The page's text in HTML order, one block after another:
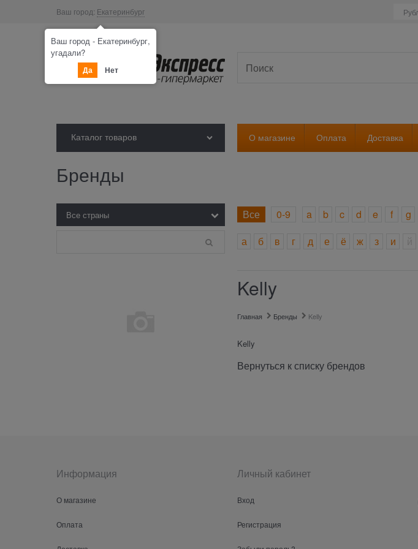
Ваш город: Екатеринбург
Каталог товаров О магазине Оплата Доставка
Бренды
Все 0-9 a b c d e f g
а
б в г д е ё ж з и
Kelly
Главная Бренды Kelly
Kelly
Вернуться к списку брендов
Информация
О магазине
Оплата
Личный кабинет
Вход
Регистрация
Ваш город - Екатеринбург,
угадали?
Да Нет